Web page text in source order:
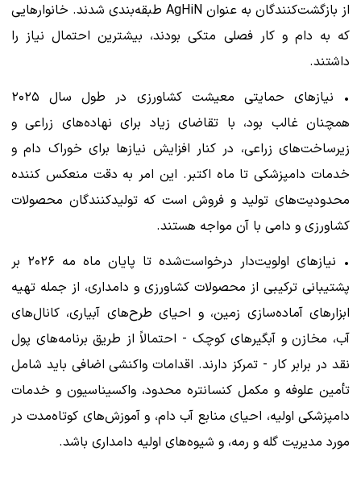
از بازگشت‌کنندگان به عنوان AgHiN طبقه‌بندی شدند. خانوارهایی
که به دام و کار فصلی متکی بودند، بیشترین احتمال نیاز را
داشتند.
• نیازهای حمایتی معیشت کشاورزی در طول سال ۲۰۲۵
همچنان غالب بود، با تقاضای زیاد برای نهاده‌های زراعی و
زیرساخت‌های زراعی، در کنار افزایش نیازها برای خوراک دام و
خدمات دامپزشکی تا ماه اکتبر. این امر به دقت منعکس کننده
محدودیت‌های تولید و فروش است که تولیدکنندگان محصولات
کشاورزی و دامی با آن مواجه هستند.
• نیازهای اولویت‌دار درخواست‌شده تا پایان ماه مه ۲۰۲۶ بر
پشتیبانی ترکیبی از محصولات کشاورزی و دامداری، از جمله تهیه
ابزارهای آماده‌سازی زمین، و احیای طرح‌های آبیاری، کانال‌های
آب، مخازن و آبگیرهای کوچک - احتمالاً از طریق برنامه‌های پول
نقد در برابر کار - تمرکز دارند. اقدامات واکنشی اضافی باید شامل
تأمین علوفه و مکمل کنسانتره محدود، واکسیناسیون و خدمات
دامپزشکی اولیه، احیای منابع آب دام، و آموزش‌های کوتاه‌مدت در
مورد مدیریت گله و رمه، و شیوه‌های اولیه دامداری باشد.